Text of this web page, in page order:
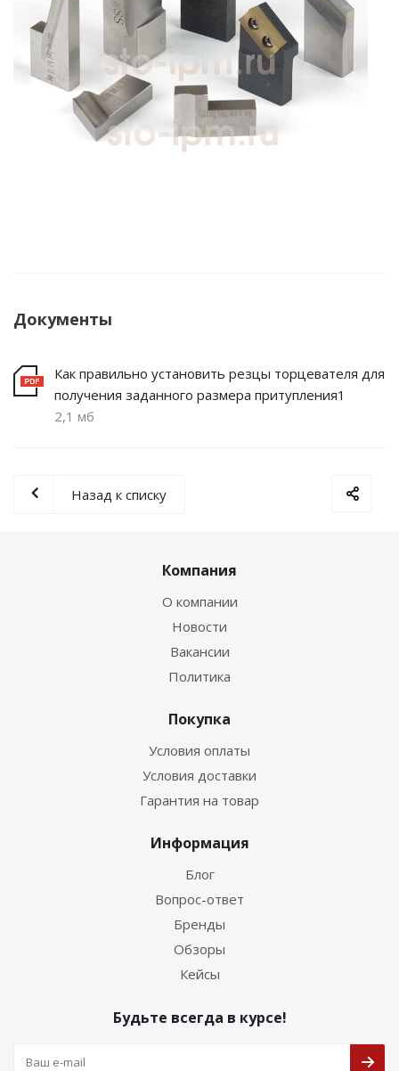
Документы
Как правильно установить резцы торцевателя для
получения заданного размера притупления1
2,1 мб
Назад к списку
Компания
О компании
Новости
Вакансии
Политика
Покупка
Условия оплаты
Условия доставки
Гарантия на товар
Информация
Блог
Вопрос-ответ
Бренды
Обзоры
Кейсы
Будьте всегда в курсе!